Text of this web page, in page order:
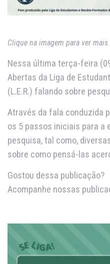
Clique na imagem para ver mais.
Nessa última terça-feira
Abertas da Liga de
(L.E.R.) falando sobre
Através da fala conduzida
os 5 passos iniciais para a
pesquisa, tal como,
sobre como pensá-las
Gostou dessa publicação?
Acompanhe nossas